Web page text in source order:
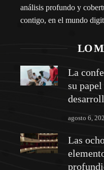
análisis profundo y
contigo, en el mundo
LO
La
su
agosto 6,
Las